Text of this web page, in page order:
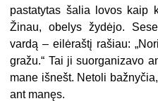
pastatytas šalia lovos kaip
Žinau, obelys žydėjo.
vardą – eilėraštį rašiau:
gražu.“ Tai ji suorganizavo
mane išnešt. Netoli
ant manęs.